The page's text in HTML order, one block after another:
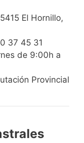
El Hornillo,
37 45 31
de 9:00h a
Provincial